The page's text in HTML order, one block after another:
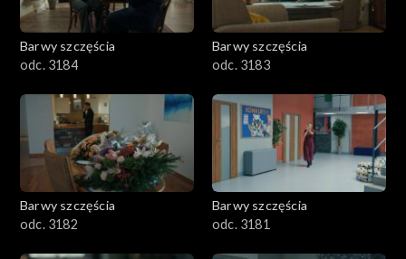
Barwy szczęścia
odc. 3184
Barwy szczęścia
odc. 3183
Barwy szczęścia
odc. 3182
Barwy szczęścia
odc. 3181